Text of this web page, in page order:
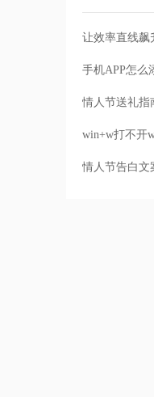
让效率直线飙
手机APP怎么
win+w打不开
情人节告白文